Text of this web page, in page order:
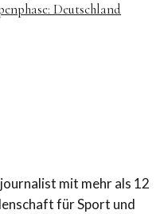
Deutschland
mit mehr als 12
für Sport und